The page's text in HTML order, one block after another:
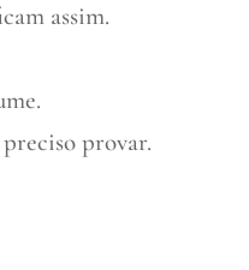
assim.
provar.